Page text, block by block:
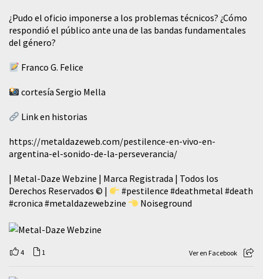
¿Pudo el oficio imponerse a los problemas técnicos? ¿Cómo
respondió el público ante una de las bandas fundamentales
del género?
Franco G. Felice
cortesía Sergio Mella
Link en historias
https://metaldazeweb.com/pestilence-en-vivo-en-
argentina-el-sonido-de-la-perseverancia/
| Metal-Daze Webzine | Marca Registrada | Todos los
Derechos Reservados © |
#pestilence #deathmetal #death
#cronica #metaldazewebzine Noiseground
4 1 Ver en Facebook